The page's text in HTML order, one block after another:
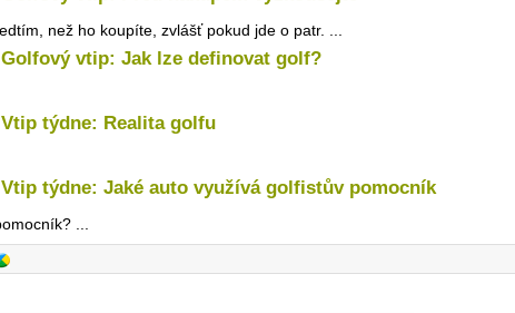
než ho koupíte, zvlášť pokud jde o patr. ...
Golfový vtip: Jak lze definovat golf?
Vtip týdne: Realita golfu
Vtip týdne: Jaké auto využívá golfistův pomocník
...